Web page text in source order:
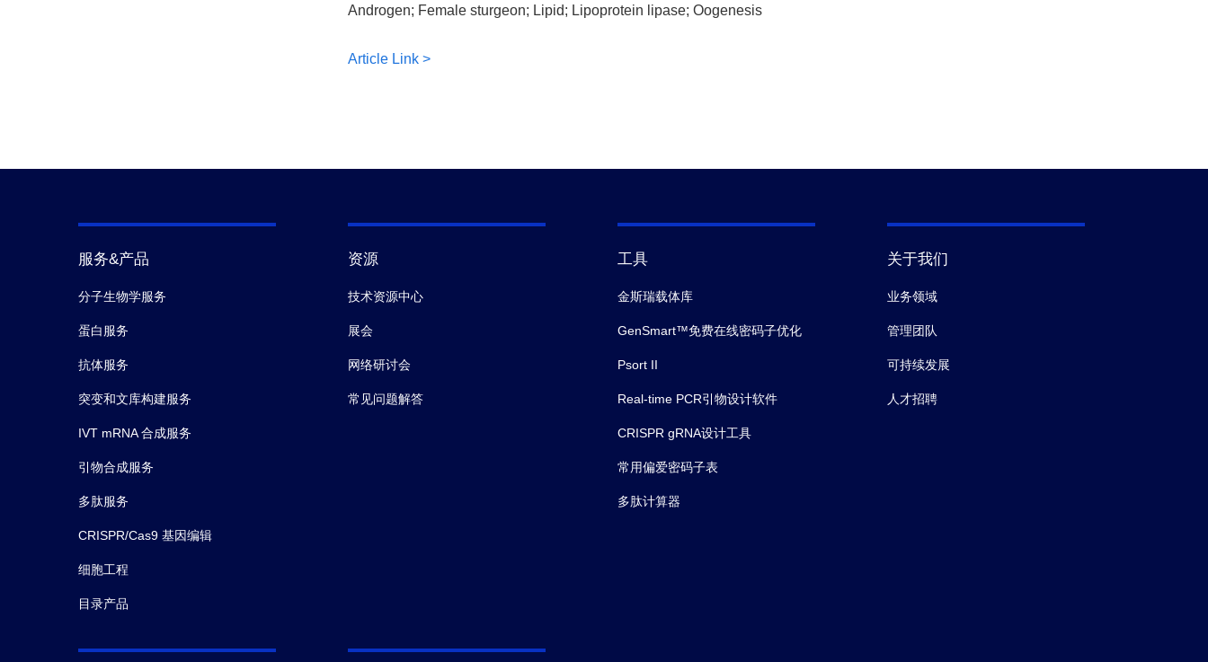
Androgen; Female sturgeon; Lipid; Lipoprotein lipase; Oogenesis
Article Link >
服务&产品
分子生物学服务
蛋白服务
抗体服务
突变和文库构建服务
IVT mRNA 合成服务
引物合成服务
多肽服务
CRISPR/Cas9 基因编辑
细胞工程
目录产品
资源
技术资源中心
展会
网络研讨会
常见问题解答
工具
金斯瑞载体库
GenSmart™免费在线密码子优化
Psort II
Real-time PCR引物设计软件
CRISPR gRNA设计工具
常用偏爱密码子表
多肽计算器
关于我们
业务领域
管理团队
可持续发展
人才招聘